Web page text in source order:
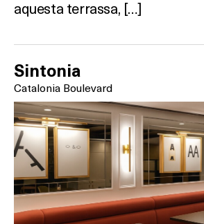
aquesta terrassa, […]
Sintonia
Catalonia Boulevard